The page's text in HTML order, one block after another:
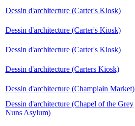
Dessin d'architecture (Carter's Kiosk)
Dessin d'architecture (Carter's Kiosk)
Dessin d'architecture (Carter's Kiosk)
Dessin d'architecture (Carters Kiosk)
Dessin d'architecture (Champlain Market)
Dessin d'architecture (Chapel of the Grey
Nuns Asylum)